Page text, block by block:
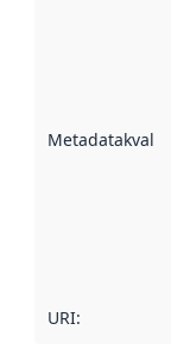
Metadatakvalitet
URI: